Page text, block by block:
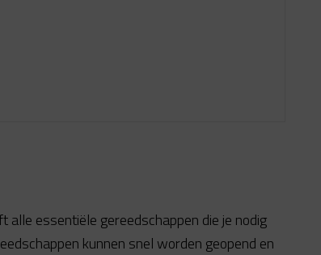
essentiële gereedschappen die je nodig
kunnen snel worden geopend en